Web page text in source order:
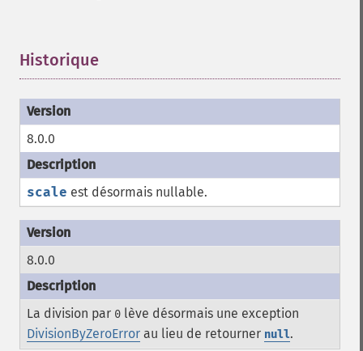
Historique
8.0.0
scale est désormais nullable.
8.0.0
La division par 0 lève désormais une exception
DivisionByZeroError au lieu de retourner null.